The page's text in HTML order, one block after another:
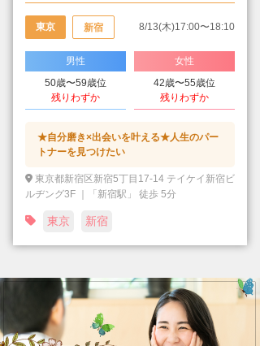
東京 新宿 8/13(木)17:00〜18:10
男性
50歳〜59歳位
残りわずか
女性
42歳〜55歳位
残りわずか
★自分磨き×出会いを叶える★人生のパー
トナーを見つけたい
東京都新宿区新宿5丁目17-14 テイケイ新宿ビ
ルヂング3F ｜「新宿駅」 徒歩 5分
東京 新宿